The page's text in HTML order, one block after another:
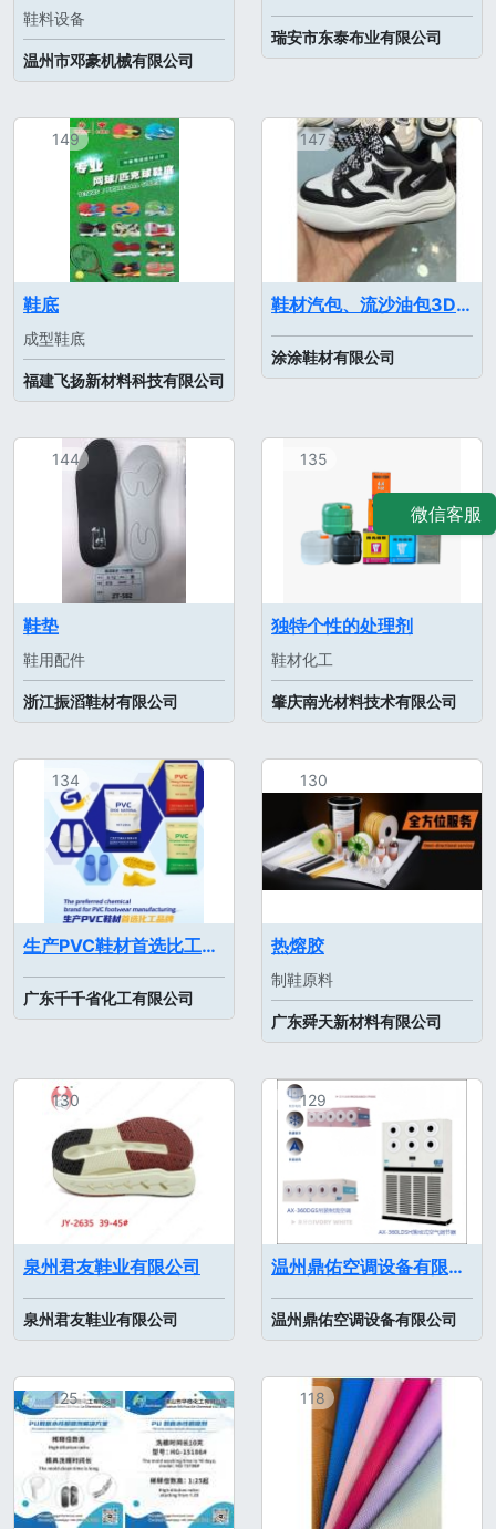
鞋料设备
温州市邓豪机械有限公司
瑞安市东泰布业有限公司
149
鞋底
成型鞋底
福建飞扬新材料科技有限公司
147
鞋材汽包、流沙油包3D鞋灯、5D幻影鞋标、冷转印热 转印、工艺研发生产等等
涂涂鞋材有限公司
144
鞋垫
鞋用配件
浙江振滔鞋材有限公司
135
独特个性的处理剂
鞋材化工
肇庆南光材料技术有限公司
134
生产PVC鞋材首选比工品牌
广东千千省化工有限公司
130
热熔胶
制鞋原料
广东舜天新材料有限公司
130
泉州君友鞋业有限公司
泉州君友鞋业有限公司
129
温州鼎佑空调设备有限公司
温州鼎佑空调设备有限公司
125 118
微信客服